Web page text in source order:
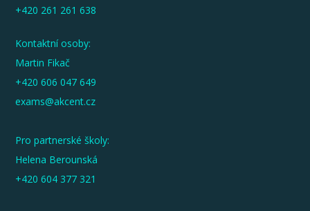
+420 261 261 638
Kontaktní osoby:
Martin Fikač
+420 606 047 649
exams@akcent.cz
Pro partnerské školy:
Helena Berounská
+420 604 377 321